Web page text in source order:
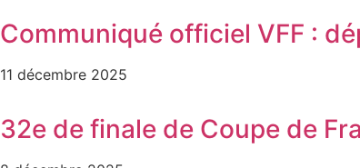
Communiqué officiel VFF :
11 décembre 2025
32e de finale de Coupe de